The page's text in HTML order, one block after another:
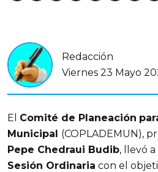
Redacción
Viernes 23 Mayo
El Comité de Planeación
Municipal (COPLADEMUN),
Pepe Chedraui Budib, llevó
Sesión Ordinaria con el